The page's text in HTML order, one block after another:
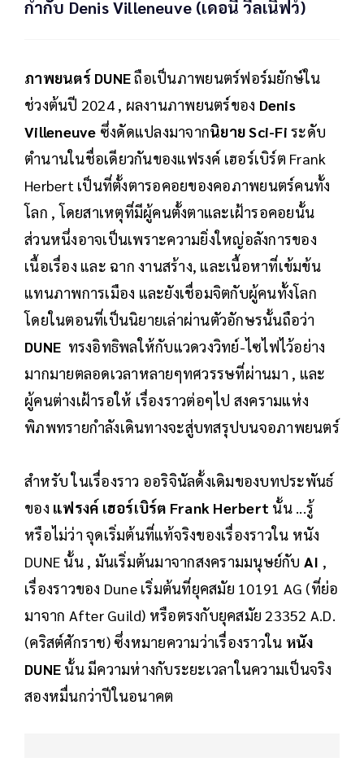
กำกับ Denis Villeneuve (เดอนี วีลเนิฟว์)
ภาพยนตร์ DUNEถือเป็นภาพยนตร์ฟอร์มยักษ์ใน
ช่วงต้นปี 2024 , ผลงานภาพยนตร์ของ Denis
Villeneuve ซึ่งดัดแปลงมาจากนิยาย Sci-Fi ระดับ
ตำนานในชื่อเดียวกันของแฟรงค์ เฮอร์เบิร์ต Frank
Herbert เป็นที่ตั้งตารอคอยของคอภาพยนตร์คนทั้ง
โลก , โดยสาเหตุที่มีผู้คนตั้งตาและเฝ้ารอคอยนั้น
ส่วนหนึ่งอาจเป็นเพราะความยิ่งใหญ่อลังการของ
เนื้อเรื่อง และ ฉาก งานสร้าง, และเนื้อหาที่เข้มข้น
แทนภาพการเมือง และยังเชื่อมจิตกับผู้คนทั้งโลก
โดยในตอนที่เป็นนิยายเล่าผ่านตัวอักษรนั้นถือว่า
DUNE ทรงอิทธิพลให้กับแวดวงวิทย์-ไซไฟไว้อย่าง
มากมายตลอดเวลาหลายๆทศวรรษที่ผ่านมา , และ
ผู้คนต่างเฝ้ารอให้ เรื่องราวต่อๆไป สงครามแห่ง
พิภพทรายกำลังเดินทางจะสู่บทสรุปบนจอภาพยนตร์
สำหรับ ในเรื่องราว ออริจินัลดั้งเดิมของบทประพันธ์
ของ แฟรงค์ เฮอร์เบิร์ต Frank Herbert นั้น ...รู้
หรือไม่ว่า จุดเริ่มต้นที่แท้จริงของเรื่องราวใน หนัง
DUNE นั้น , มันเริ่มต้นมาจากสงครามมนุษย์กับ AI ,
เรื่องราวของ Dune เริ่มต้นที่ยุคสมัย 10191 AG (ที่ย่อ
มาจาก After Guild) หรือตรงกับยุคสมัย 23352 A.D.
(คริสต์ศักราช) ซึ่งหมายความว่าเรื่องราวใน หนัง
DUNE นั้น มีความห่างกับระยะเวลาในความเป็นจริง
สองหมื่นกว่าปีในอนาคต